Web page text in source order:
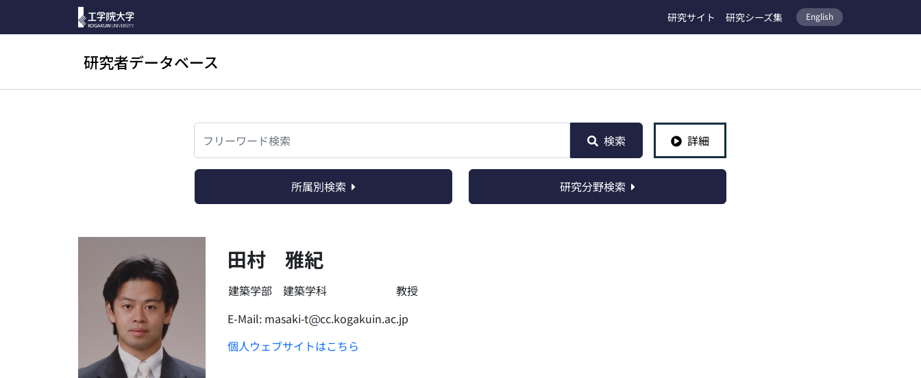
研究サイト 研究シーズ集 English
研究者データベース
検索
検索 詳細
所属別検索 研究分野検索
田村 雅紀
建築学部 建築学科
教授
E-Mail: masaki-t
cc.kogakuin.ac.jp
個人ウェブサイトはこちら